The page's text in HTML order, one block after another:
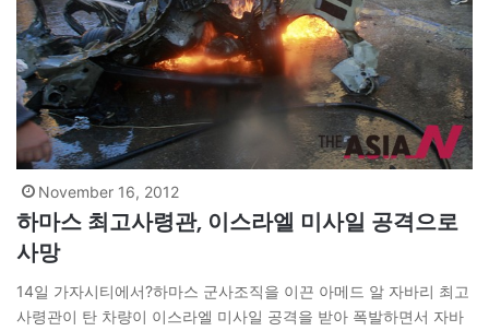
November 16, 2012
하마스 최고사령관, 이스라엘 미사일 공격으로
사망
14일 가자시티에서?하마스 군사조직을 이끈 아메드 알 자바리 최고
사령관이 탄 차량이 이스라엘 미사일 공격을 받아 폭발하면서 자바